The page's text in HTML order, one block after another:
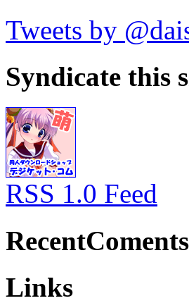
Tweets by
Syndicate this
RSS 1.0 Feed
RecentComents
Links